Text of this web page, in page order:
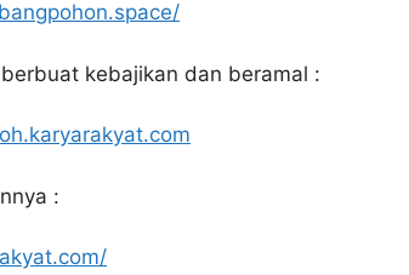
kebajikan dan beramal :
: